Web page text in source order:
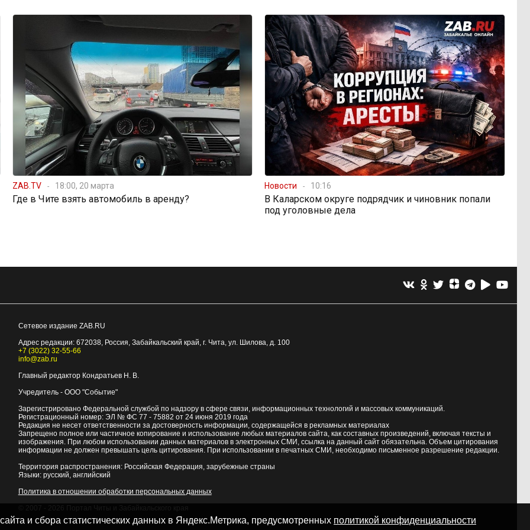
ZAB.TV 18:00, 20 марта
Где в Чите взять автомобиль в аренду?
Новости 10:16
В Каларском округе подрядчик и чиновник попали
под уголовные дела
Сетевое издание ZAB.RU
Адрес редакции: 672038, Россия, Забайкальский край, г. Чита, ул. Шилова, д. 100
+7 (3022) 32-55-66
info@zab.ru
Главный редактор Кондратьев Н. В.
Учредитель - ООО "Событие"
Зарегистрировано Федеральной службой по надзору в сфере связи, информационных технологий и массовых коммуникаций.
Регистрационный номер: ЭЛ № ФС 77 - 75882 от 24 июня 2019 года
Редакция не несет ответственности за достоверность информации, содержащейся в рекламных материалах
Запрещено полное или частичное копирование и использование любых материалов сайта, как составных произведений, включая тексты и
изображения. При любом использовании данных материалов в электронных СМИ, ссылка на данный сайт обязательна. Объем цитирования
информации не должен превышать цель цитирования. При использовании в печатных СМИ, необходимо письменное разрешение редакции.
Территория распространения: Российская Федерация, зарубежные страны
Языки: русский, английский
Политика в отношении обработки персональных данных
и сбора статистических данных в Яндекс.Метрика, предусмотренных политикой конфиденциальности